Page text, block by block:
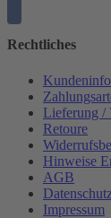
Rechtliches
Lieferung /
Retoure
Hinweise
AGB
Impressum